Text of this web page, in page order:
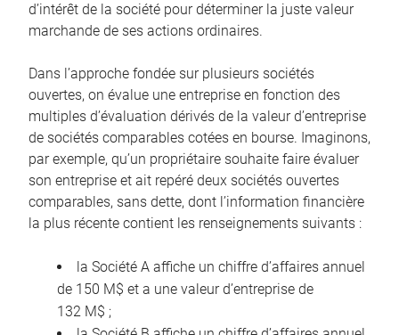
d’intérêt de la société pour déterminer la juste valeur
marchande de ses actions ordinaires.
Dans l’approche fondée sur plusieurs sociétés
ouvertes, on évalue une entreprise en fonction des
multiples d’évaluation dérivés de la valeur d’entreprise
de sociétés comparables cotées en bourse. Imaginons,
par exemple, qu’un propriétaire souhaite faire évaluer
son entreprise et ait repéré deux sociétés ouvertes
comparables, sans dette, dont l’information financière
la plus récente contient les renseignements suivants :
la Société A affiche un chiffre d’affaires annuel
de 150 M$ et a une valeur d’entreprise de
132 M$ ;